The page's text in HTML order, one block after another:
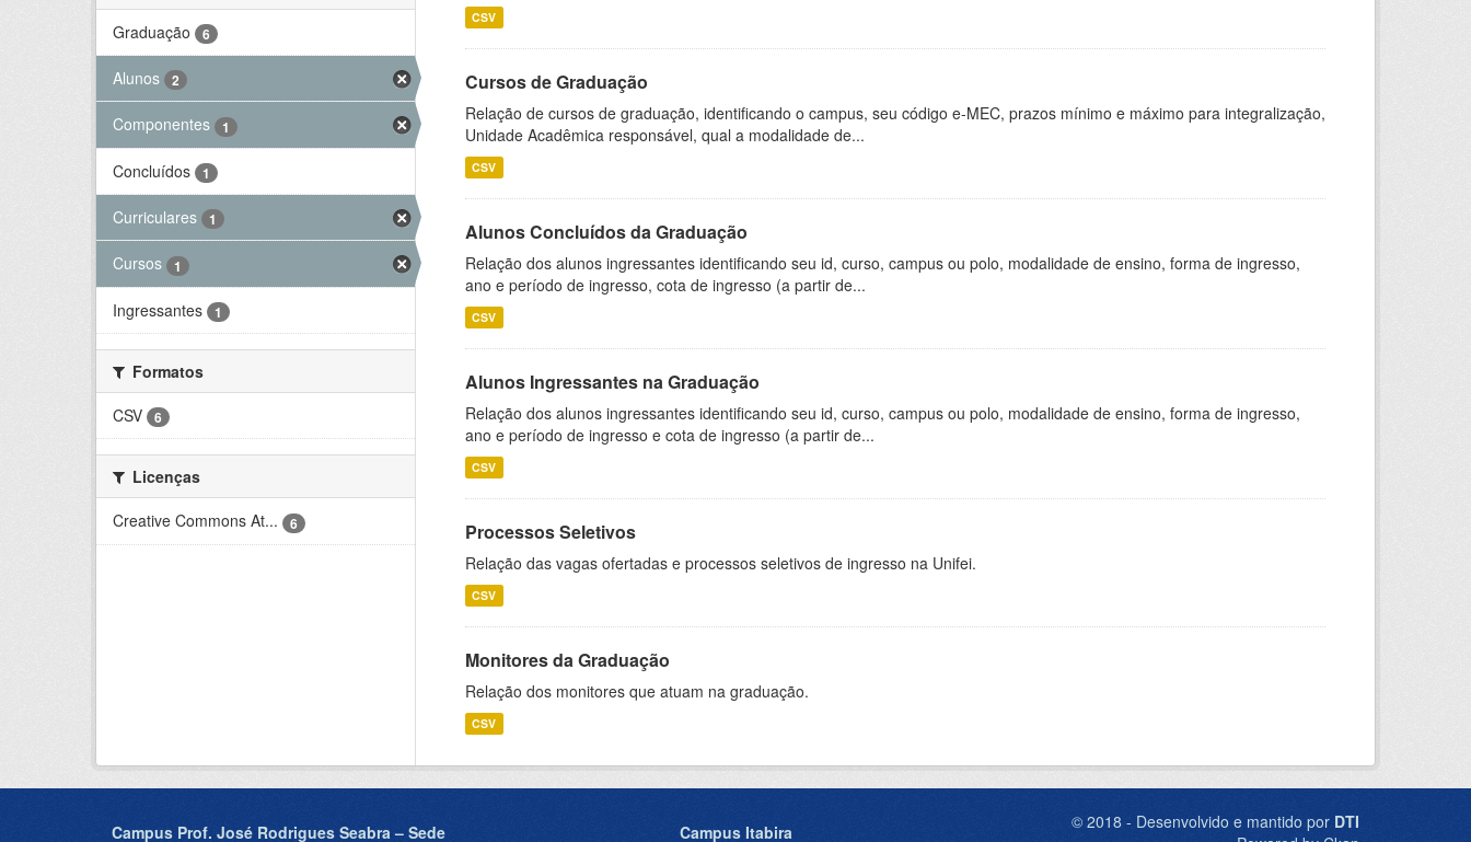
Graduação
6
Alunos 2
Componentes 1
Concluídos 1
Curriculares 1
Cursos 1
Ingressantes 1
Formatos
CSV
6
Licenças
Creative Commons At...
6
CSV
Cursos de Graduação
Relação de cursos de graduação, identificando o campus, seu código e-MEC, prazos mínimo e máximo para integralização,
Unidade Acadêmica responsável, qual a modalidade de...
CSV
Alunos Concluídos da Graduação
Relação dos alunos ingressantes identificando seu id, curso, campus ou polo, modalidade de ensino, forma de ingresso,
ano e período de ingresso, cota de ingresso (a partir de...
CSV
Alunos Ingressantes na Graduação
Relação dos alunos ingressantes identificando seu id, curso, campus ou polo, modalidade de ensino, forma de ingresso,
ano e período de ingresso e cota de ingresso (a partir de...
CSV
Processos Seletivos
Relação das vagas ofertadas e processos seletivos de ingresso na Unifei.
CSV
Monitores da Graduação
Relação dos monitores que atuam na graduação.
CSV
Campus Prof. José Rodrigues Seabra – Sede Campus Itabira © 2018 - Desenvolvido e mantido por DTI